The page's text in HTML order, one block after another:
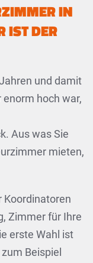
IN
IST DER
und damit
hoch war,
Aus was Sie
mieten,
Koordinatoren
Zimmer für Ihre
erste Wahl ist
Beispiel